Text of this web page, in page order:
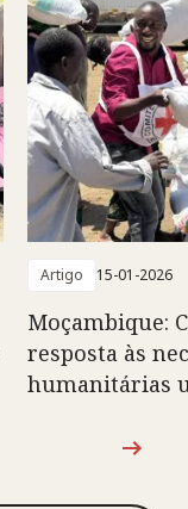
Artigo 15-01-2026
Moçambique:
resposta às
humanitárias